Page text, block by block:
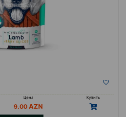
Цена
Купить
9.00